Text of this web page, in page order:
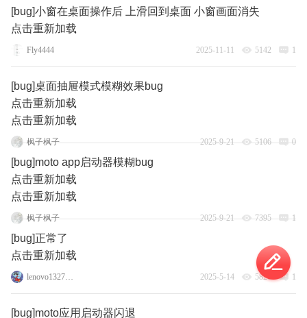
[bug]小窗在桌面操作后 上滑回到桌面 小窗画面消失
点击重新加载
Fly4444 2025-11-11 5142 1
[bug]桌面抽屉模式模糊效果bug
点击重新加载
点击重新加载
枫子枫子 2025-9-21 5106 0
[bug]moto app启动器模糊bug
点击重新加载
点击重新加载
枫子枫子 2025-9-21 7395 1
[bug]正常了
点击重新加载
lenovo132760642 2025-5-14 5826 1
[bug]moto应用启动器闪退